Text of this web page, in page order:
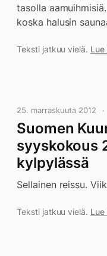
tasolla
koska halusin
Teksti jatkuu vielä. Lue
25. marraskuuta 2012
Suomen
syyskokous
kylpylässä
Sellainen reissu.
Teksti jatkuu vielä. Lue